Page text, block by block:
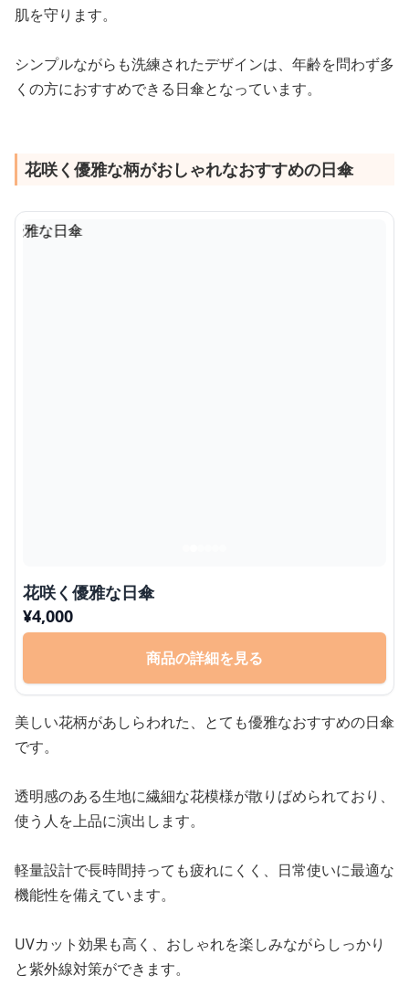
肌を守ります。
シンプルながらも洗練されたデザインは、年齢を問わず多
くの方におすすめできる日傘となっています。
花咲く優雅な柄がおしゃれなおすすめの日傘
花咲く優雅な日傘
¥4,000
商品の詳細を見る
美しい花柄があしらわれた、とても優雅なおすすめの日傘
です。
透明感のある生地に繊細な花模様が散りばめられており、
使う人を上品に演出します。
軽量設計で長時間持っても疲れにくく、日常使いに最適な
機能性を備えています。
UVカット効果も高く、おしゃれを楽しみながらしっかり
と紫外線対策ができます。